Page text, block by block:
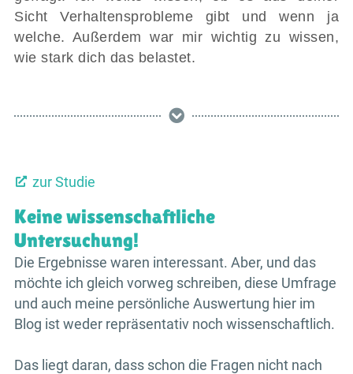
Sicht Verhaltensprobleme gibt und wenn ja
welche. Außerdem war mir wichtig zu wissen,
wie stark dich das belastet.
zur Studie
Keine wissenschaftliche
Untersuchung!
Die Ergebnisse waren interessant. Aber, und das
möchte ich gleich vorweg schreiben, diese Umfrage
und auch meine persönliche Auswertung hier im
Blog ist weder repräsentativ noch wissenschaftlich.
Das liegt daran, dass schon die Fragen nicht nach